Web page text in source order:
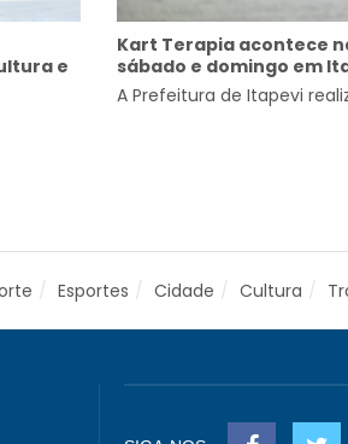
e
Kart Terapia acontece
sábado e domingo em
A Prefeitura de Itapevi
Esportes Cidade Cultura